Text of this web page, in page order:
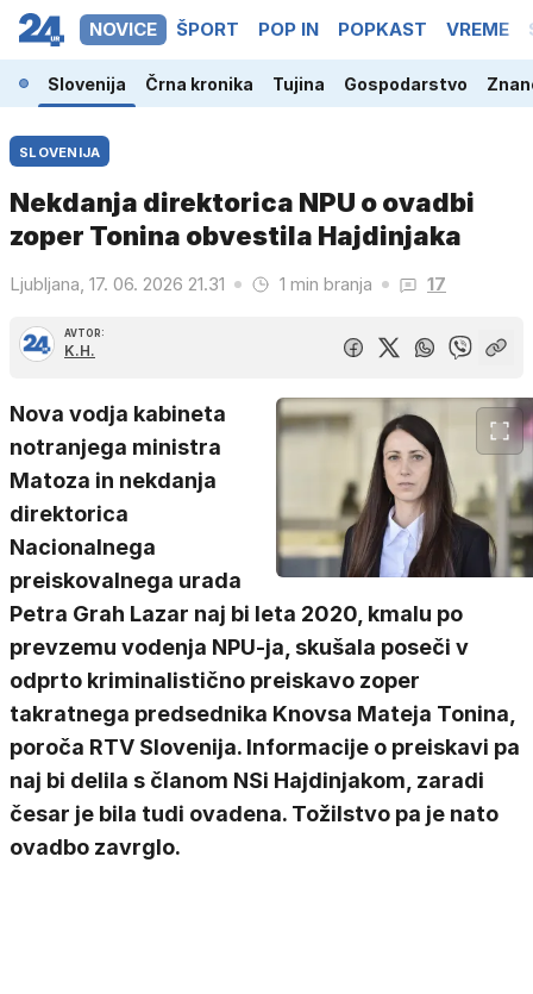
NOVICE ŠPORT POP IN POPKAST VREME
Slovenija Črna kronika Tujina Gospodarstvo
SLOVENIJA
Nekdanja direktorica NPU o ovadbi
zoper Tonina obvestila Hajdinjaka
Ljubljana, 17. 06. 2026 21.31 1 min branja 17
AVTOR:
K.H.
Nova vodja kabineta
notranjega ministra
Matoza in nekdanja
direktorica
Nacionalnega
preiskovalnega urada
Petra Grah Lazar naj bi leta 2020, kmalu po
prevzemu vodenja NPU-ja, skušala poseči v
odprto kriminalistično preiskavo zoper
takratnega predsednika Knovsa Mateja Tonina,
poroča RTV Slovenija. Informacije o preiskavi pa
naj bi delila s članom NSi Hajdinjakom, zaradi
česar je bila tudi ovadena. Tožilstvo pa je nato
ovadbo zavrglo.